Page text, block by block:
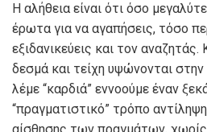
Η αλήθεια είναι ότι όσο
έρωτα για να αγαπήσεις, τόσο
εξιδανικεύεις και τον
δεσμά και τείχη υψώνονται
λέμε “καρδιά” εννοούμε έναν
“πραγματιστικό” τρόπο